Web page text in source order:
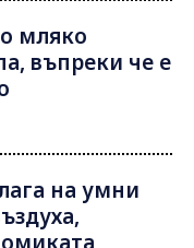
мляко
въпреки че е
на умни